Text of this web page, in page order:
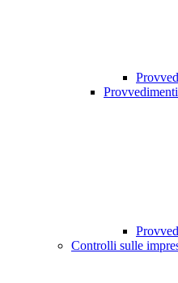
Controlli sulle